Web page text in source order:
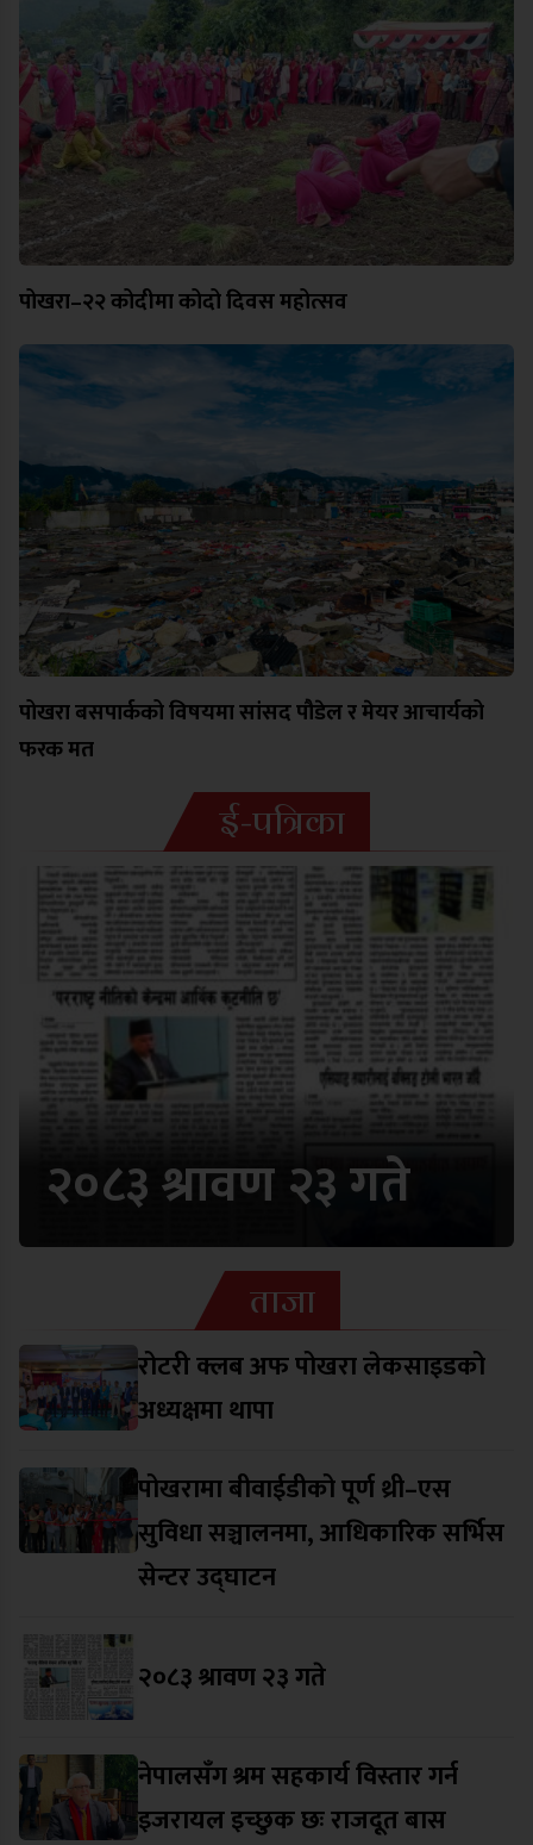
पोखरा–२२ कोदीमा कोदो दिवस महोत्सव
पोखरा बसपार्कको विषयमा सांसद पौडेल र मेयर आचार्यको
फरक मत
ई-पत्रिका
२०८३ श्रावण २३ गते
ताजा
रोटरी क्लब अफ पोखरा लेकसाइडको
अध्यक्षमा थापा
पोखरामा बीवाईडीको पूर्ण थ्री–एस
सुविधा सञ्चालनमा, आधिकारिक सर्भिस
सेन्टर उद्घाटन
२०८३ श्रावण २३ गते
नेपालसँग श्रम सहकार्य विस्तार गर्न
इजरायल इच्छुक छः राजदूत बास